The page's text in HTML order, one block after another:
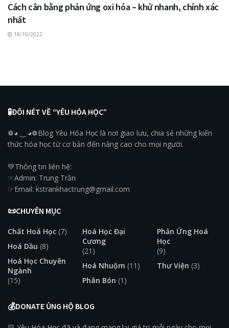
Cách cân bằng phản ứng oxi hóa – khử nhanh, chính xác
nhất
18/10/2022
🧪ĐÔI NÉT VỀ “YÊU HÓA HỌC”
❁◕ ‿ ◕❁Blog Yêu Hóa Học là nơi giao lưu, chia sẻ những kiến
thức hóa học từ cơ bản đến nâng cao cho mọi người.
💚Thông tin liên hệ:
☞Admin: Trung Trần
☞Email: kstrankhactrung@gmail.com
📜CHUYÊN MỤC
Chất Hoá Học (7)
Hoá Dầu (8)
Hoá Học Chuyên
Ngành
(15)
Hoá Học Đại
Cương
(21)
Hoá Nhuộm (11)
Phân Bón (1)
Phản Ứng Hoá
Học
(9)
Thư Viện (3)
💰DONATE ỦNG HỘ BLOG